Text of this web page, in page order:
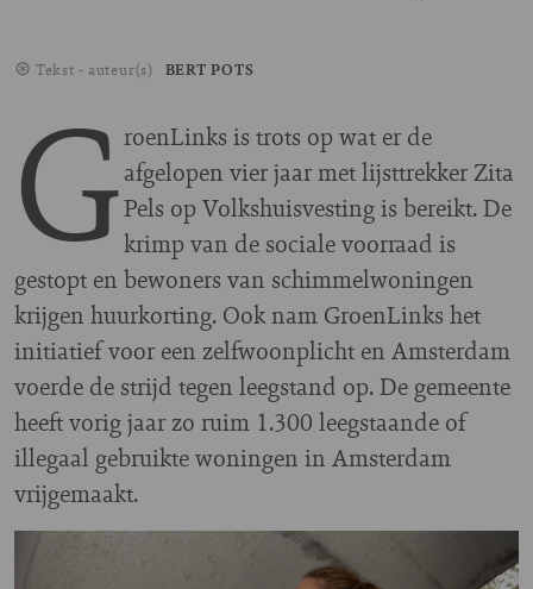
Tekst - auteur(s) BERT POTS
GroenLinks is trots op wat er de
afgelopen vier jaar met lijsttrekker Zita
Pels op Volkshuisvesting is bereikt. De
krimp van de sociale voorraad is
gestopt en bewoners van schimmelwoningen
krijgen huurkorting. Ook nam GroenLinks het
initiatief voor een zelfwoonplicht en Amsterdam
voerde de strijd tegen leegstand op. De gemeente
heeft vorig jaar zo ruim 1.300 leegstaande of
illegaal gebruikte woningen in Amsterdam
vrijgemaakt.